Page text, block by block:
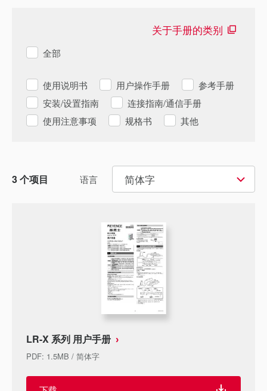
关于手册的类别
全部
使用说明书 用户操作手册
参考手册
安装/设置指南
连接指南/通信手册
使用注意事项
规格书 其他
语言 简体字
3个项目
LR-X 系列 用户手册
PDF: 1.5MB / 简体字